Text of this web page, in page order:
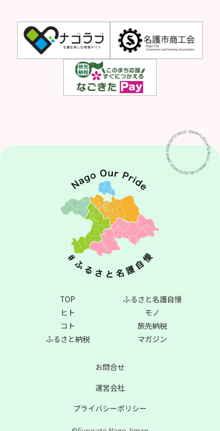
TOP
ふるさと名護自慢
ヒト
モノ
コト
旅先納税
ふるさと納税
マガジン
お問合せ
運営会社
プライバシーポリシー